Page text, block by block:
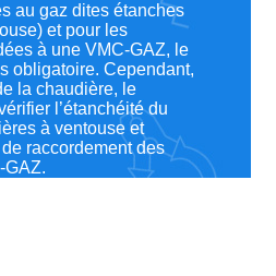
au gaz dites étanches
et pour les
à une VMC-GAZ, le
obligatoire. Cependant,
la chaudière, le
l’étanchéité du
à ventouse et
raccordement des
GAZ.